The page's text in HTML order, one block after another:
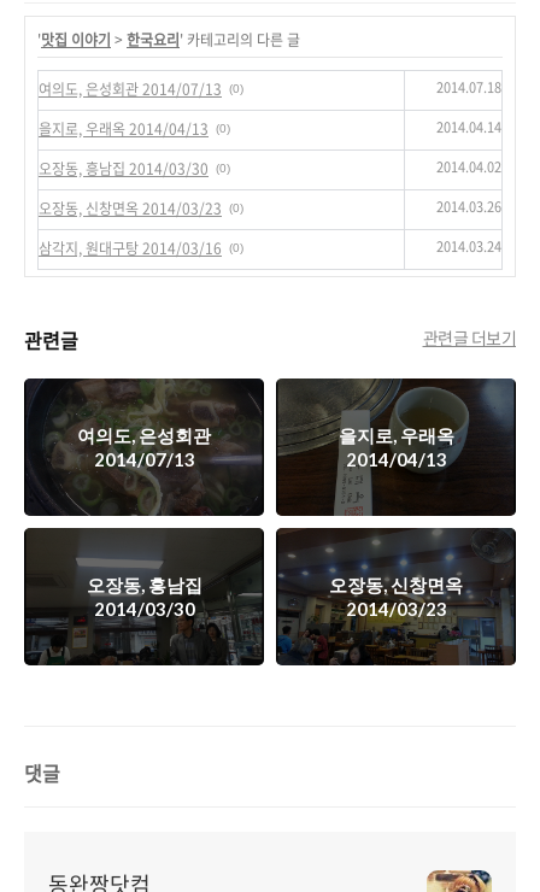
'맛집 이야기 > 한국요리' 카테고리의 다른 글
여의도, 은성회관 2014/07/13 (0) 2014.07.18
을지로, 우래옥 2014/04/13 (0) 2014.04.14
오장동, 흥남집 2014/03/30 (0) 2014.04.02
오장동, 신창면옥 2014/03/23 (0) 2014.03.26
삼각지, 원대구탕 2014/03/16 (0) 2014.03.24
관련글 관련글 더보기
여의도, 은성회관
2014/07/13
을지로, 우래옥
2014/04/13
오장동, 흥남집
2014/03/30
오장동, 신창면옥
2014/03/23
댓글
동완짱닷컴